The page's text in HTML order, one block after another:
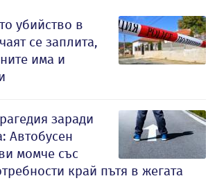
убийство в
се заплита,
има и
заради
Автобусен
момче със
край пътя в жегата